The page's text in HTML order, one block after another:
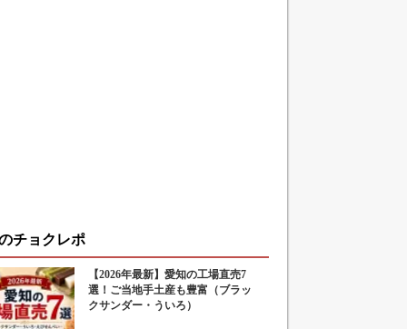
チョクレポ
【2026年最新】愛知の工場直売7
選！ご当地手土産も豊富（ブラッ
クサンダー・ういろ）